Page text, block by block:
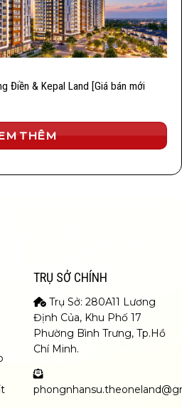
Điền & Kepal Land [Giá bán mới
THÊM
TRỤ SỞ CHÍNH
Trụ Sở: 280A11 Lương
Định Của, Khu Phố 17
Phường Bình Trưng, Tp.Hồ
Chí Minh.